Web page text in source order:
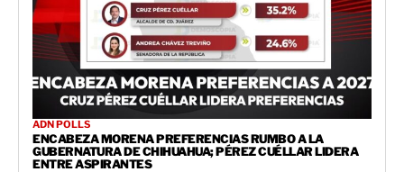
ADN POLLS
ENCABEZA MORENA PREFERENCIAS RUMBO A LA
GUBERNATURA DE CHIHUAHUA; PÉREZ CUÉLLAR LIDERA
ENTRE ASPIRANTES